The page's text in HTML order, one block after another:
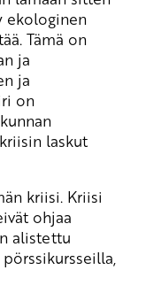
ekologinen
Tämä on
ja
ja
on
laskut
kriisi. Kriisi
ohjaa
alistettu